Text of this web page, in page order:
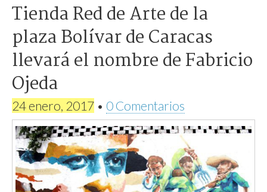
Tienda Red de Arte de la
plaza Bolívar de Caracas
llevará el nombre de Fabricio
Ojeda
24 enero, 2017 • 0 Comentarios